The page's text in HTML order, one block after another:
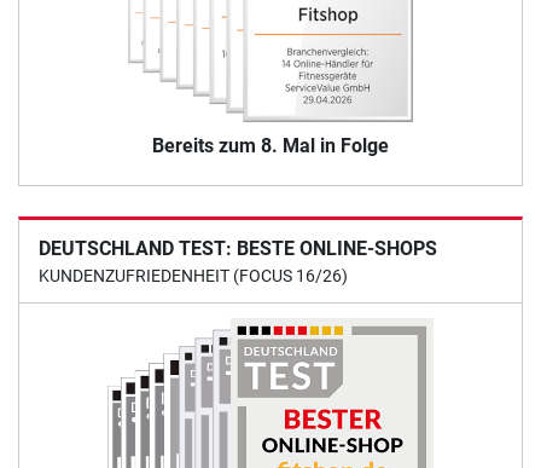
Bereits zum 8. Mal in Folge
DEUTSCHLAND TEST: BESTE ONLINE-SHOPS
KUNDENZUFRIEDENHEIT (FOCUS 16/26)